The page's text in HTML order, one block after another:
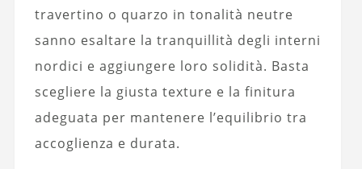
travertino o quarzo in tonalità neutre
sanno esaltare la tranquillità degli interni
nordici e aggiungere loro solidità. Basta
scegliere la giusta texture e la finitura
adeguata per mantenere l’equilibrio tra
accoglienza e durata.